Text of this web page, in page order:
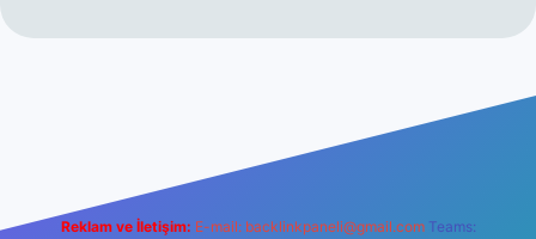
Reklam ve İletişim: E-mail: backlinkpaneli@gmail.com Teams: